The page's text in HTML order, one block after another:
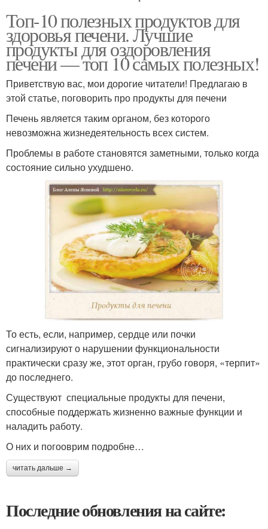
Топ-10 полезных продуктов для
здоровья печени. Лучшие
продукты для оздоровления
печени — топ 10 самых полезных!
Приветствую вас, мои дорогие читатели! Предлагаю в
этой статье, поговорить про продукты для печени
Печень является таким органом, без которого
невозможна жизнедеятельность всех систем.
Проблемы в работе становятся заметными, только когда
состояние сильно ухудшено.
То есть, если, например, сердце или почки
сигнализируют о нарушении функциональности
практически сразу же, этот орган, грубо говоря, «терпит»
до последнего.
Существуют специальные продукты для печени,
способные поддержать жизненно важные функции и
наладить работу.
О них и погооврим подробне…
читать дальше →
Последние обновления на сайте: